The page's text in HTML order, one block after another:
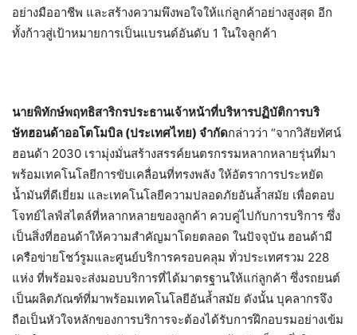
อย่างมืออาชีพ และสร้างความพึงพอใจให้แก่ลูกค้าอย่างสูงสุด อีก
ทั้งก้าวสู่เป้าหมายการเป็นแบรนด์อันดับ 1 ในใจลูกค้า
นายพิทักษ์พฤทธิสาริกรประธานเจ้าหน้าที่บริหารปฏิบัติการบริ
ษัทฮอนด้าออโตโมบิล (ประเทศไทย) จำกัดกล่าวว่า “จากวิสัยทัศน์
ฮอนด้า 2030 เรามุ่งมั่นสร้างสรรค์ยนตรกรรมหลากหลายรุ่นที่มา
พร้อมเทคโนโลยีการขับเคลื่อนที่ทรงพลัง ให้อัตราการประหยัด
น้ำมันที่ดีเยี่ยม และเทคโนโลยีความปลอดภัยอันล้ำสมัย เพื่อตอบ
โจทย์ไลฟ์สไตล์ที่หลากหลายของลูกค้า ควบคู่ไปกับการบริการ ซึ่ง
เป็นสิ่งที่ฮอนด้าให้ความสำคัญมาโดยตลอด ในปัจจุบัน ฮอนด้ามี
เครือข่ายโชว์รูมและศูนย์บริการครอบคลุม ทั่วประเทศรวม 228
แห่ง ที่พร้อมจะส่งมอบบริการที่ได้มาตรฐานให้แก่ลูกค้า ซึ่งรถยนต์
เป็นผลิตภัณฑ์ที่มาพร้อมเทคโนโลยีอันล้ำสมัย ดังนั้น บุคลากรจึง
ถือเป็นหัวใจหลักของการบริการจะต้องได้รับการฝึกอบรมอย่างเข้ม